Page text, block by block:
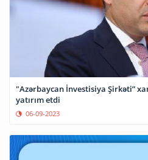
"Azərbaycan İnvestisiya Şirkəti”
yatırım etdi
06-09-2023